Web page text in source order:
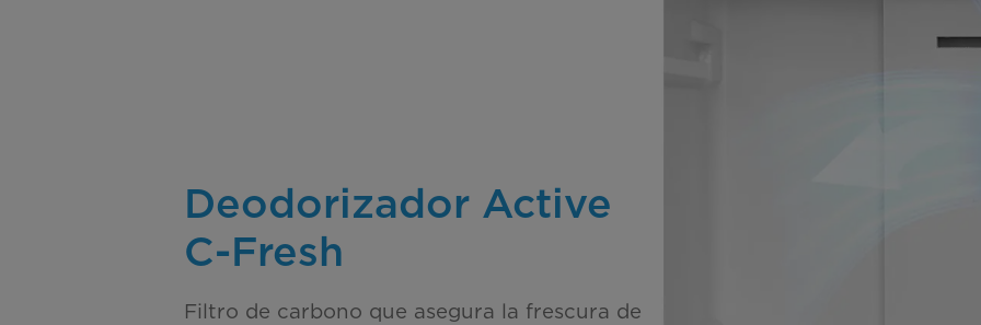
Deodorizador Active
C-Fresh
Filtro de carbono que asegura la frescura de